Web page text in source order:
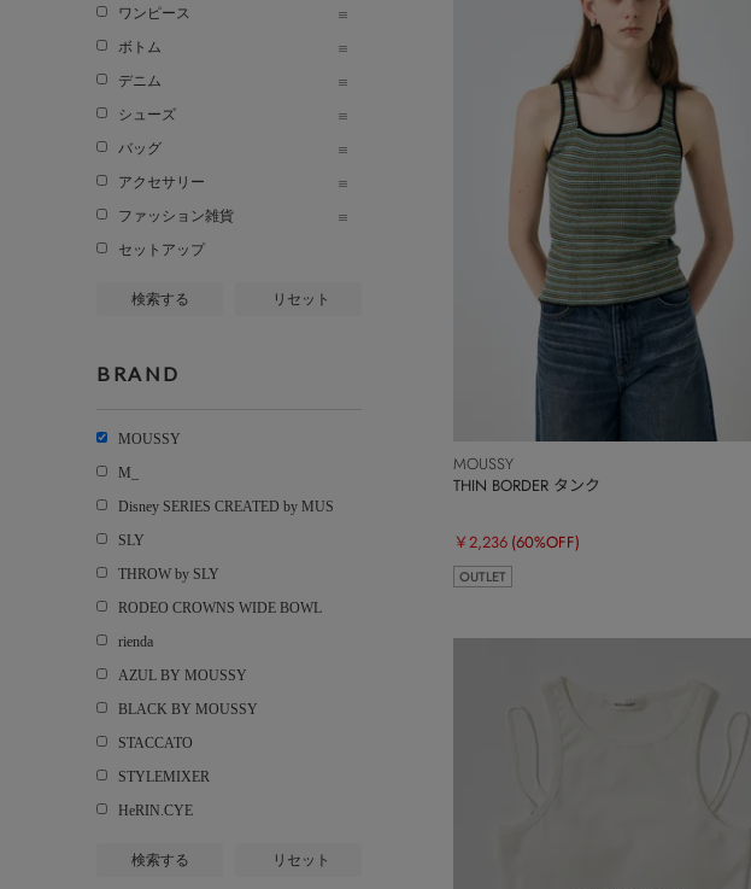
ワンピース
ボトム
デニム
シューズ
バッグ
アクセサリー
ファッション雑貨
セットアップ
検索する リセット
BRAND
MOUSSY
M_
Disney SERIES CREATED by MUS
SLY
THROW by SLY
RODEO CROWNS WIDE BOWL
rienda
AZUL BY MOUSSY
BLACK BY MOUSSY
STACCATO
STYLEMIXER
HeRIN.CYE
検索する リセット
MOUSSY
THIN BORDER タンク
￥2,236 (60%OFF)
OUTLET